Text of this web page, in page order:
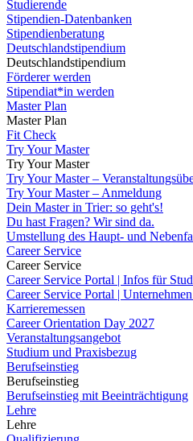
Studierende
Stipendien-Datenbanken
Stipendienberatung
Deutschlandstipendium
Deutschlandstipendium
Förderer werden
Stipendiat*in werden
Master Plan
Master Plan
Fit Check
Try Your Master
Try Your Master
Try Your Master –
Try Your Master – Anmeldung
Dein Master in Trier: so geht's!
Du hast Fragen? Wir sind da.
Umstellung des Haupt- und
Career Service
Career Service
Career Service Portal | Infos für
Career Service Portal |
Karrieremessen
Career Orientation Day 2027
Veranstaltungsangebot
Studium und Praxisbezug
Berufseinstieg
Berufseinstieg
Berufseinstieg mit Beeinträchtigung
Lehre
Lehre